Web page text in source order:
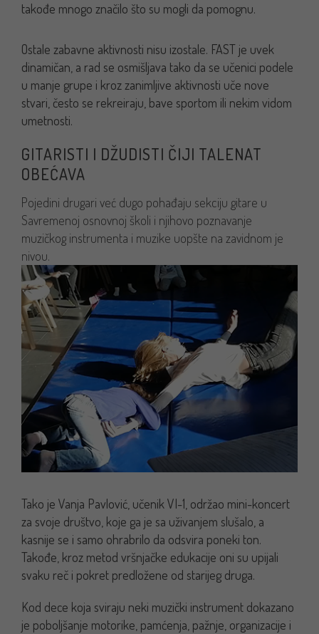
takođe mnogo značilo što su mogli da pomognu.
Ostale zabavne aktivnosti nisu izostale. FAST je uvek
dinamičan, a rad se osmišljava tako da se učenici podele
u manje grupe i kroz zanimljive aktivnosti uče nove
stvari, često se rekreiraju, bave sportom ili nekim vidom
umetnosti.
GITARISTI I DŽUDISTI ČIJI TALENAT
OBEĆAVA
Pojedini drugari već dugo pohađaju sekciju gitare u
Savremenoj osnovnoj školi i njihovo poznavanje
muzičkog instrumenta i muzike uopšte na zavidnom je
nivou.
Tako je Vanja Pavlović, učenik VI-1, održao mini-koncert
za svoje društvo, koje ga je sa uživanjem slušalo, a
kasnije se i samo ohrabrilo da odsvira poneki ton.
Takođe, kroz metod vršnjačke edukacije oni su upijali
svaku reč i pokret predložene od starijeg druga.
Kod dece koja sviraju neki muzički instrument dokazano
je poboljšanje motorike, pamćenja, pažnje, organizacije i